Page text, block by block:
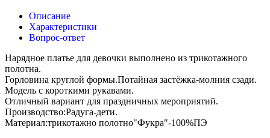
Описание
Характеристики
Вопрос-ответ
Нарядное платье для девочки выполнено из трикотажного
полотна.
Горловина круглой формы.Потайная застёжка-молния сзади.
Модель с короткими рукавами.
Отличный вариант для праздничных мероприятий.
Производство:Радуга-дети.
Материал:трикотажно полотно"Фукра"-100%ПЭ